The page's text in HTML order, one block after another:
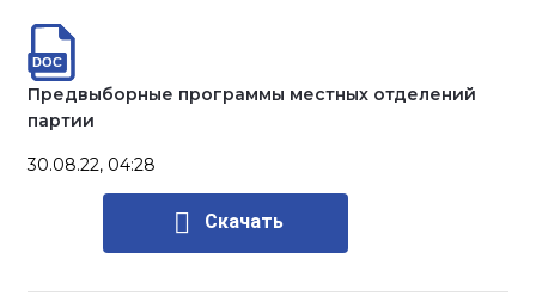
Предвыборные программы местных отделений
партии
30.08.22, 04:28
Скачать